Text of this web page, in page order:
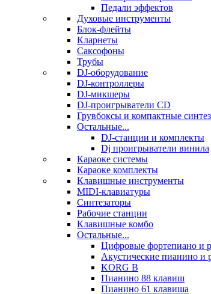
Педали эффектов
Духовые инструменты
Блок-флейты
Кларнеты
Саксофоны
Трубы
DJ-оборудование
DJ-контроллеры
DJ-микшеры
DJ-проигрыватели CD
Грувбоксы и компактные
Остальные...
DJ-станции и комплекты
Dj проигрыватели винила
Караоке системы
Караоке комплекты
Клавишные инструменты
MIDI-клавиатуры
Синтезаторы
Рабочие станции
Клавишные комбо
Остальные...
Цифровые фортепиано и
Акустические пианино и
KORG B
Пианино 88 клавиш
Пианино 61 клавиша